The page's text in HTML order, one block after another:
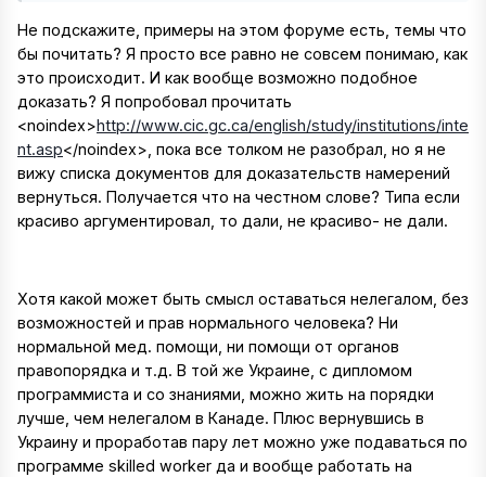
Не подскажите, примеры на этом форуме есть, темы что
бы почитать? Я просто все равно не совсем понимаю, как
это происходит. И как вообще возможно подобное
доказать? Я попробовал прочитать
<noindex>http://www.cic.gc.ca/english/study/institutions/inte
nt.asp</noindex> , пока все толком не разобрал, но я не
вижу списка документов для доказательств намерений
вернуться. Получается что на честном слове? Типа если
красиво аргументировал, то дали, не красиво- не дали.
Хотя какой может быть смысл оставаться нелегалом, без
возможностей и прав нормального человека? Ни
нормальной мед. помощи, ни помощи от органов
правопорядка и т.д. В той же Украине, с дипломом
программиста и со знаниями, можно жить на порядки
лучше, чем нелегалом в Канаде. Плюс вернувшись в
Украину и проработав пару лет можно уже подаваться по
программе skilled worker да и вообще работать на